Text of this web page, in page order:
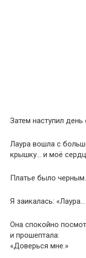
Затем наступил
Лаура вошла с
крышку… и моё
Платье было черным.
Я заикалась:
Она спокойно
и прошептала:
«Доверься мне.»